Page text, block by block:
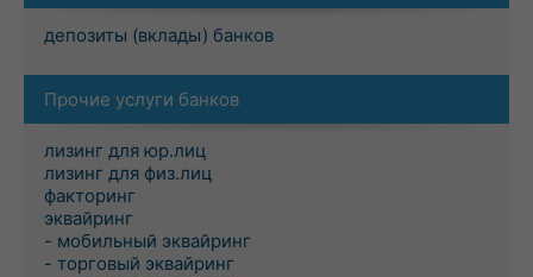
депозиты (вклады) банков
Прочие услуги банков
лизинг для юр.лиц
лизинг для физ.лиц
факторинг
эквайринг
- мобильный эквайринг
- торговый эквайринг